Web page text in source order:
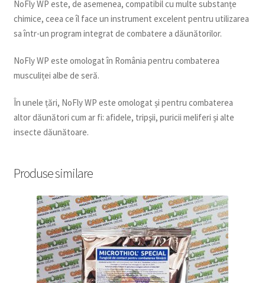
NoFly WP este, de asemenea, compatibil cu multe substanțe
chimice, ceea ce îl face un instrument excelent pentru utilizarea
sa într-un program integrat de combatere a dăunătorilor.
NoFly WP este omologat în România pentru combaterea
musculiței albe de seră.
În unele țări, NoFly WP este omologat și pentru combaterea
altor dăunători cum ar fi: afidele, tripşii, puricii meliferi și alte
insecte dăunătoare.
Produse similare